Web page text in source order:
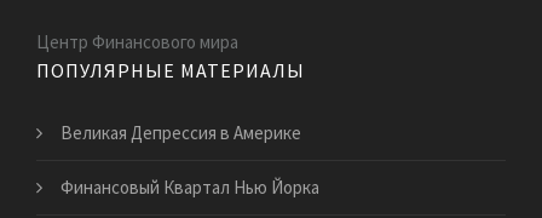
Центр Финансового мира
ПОПУЛЯРНЫЕ МАТЕРИАЛЫ
Великая Депрессия в Америке
Финансовый Квартал Нью Йорка